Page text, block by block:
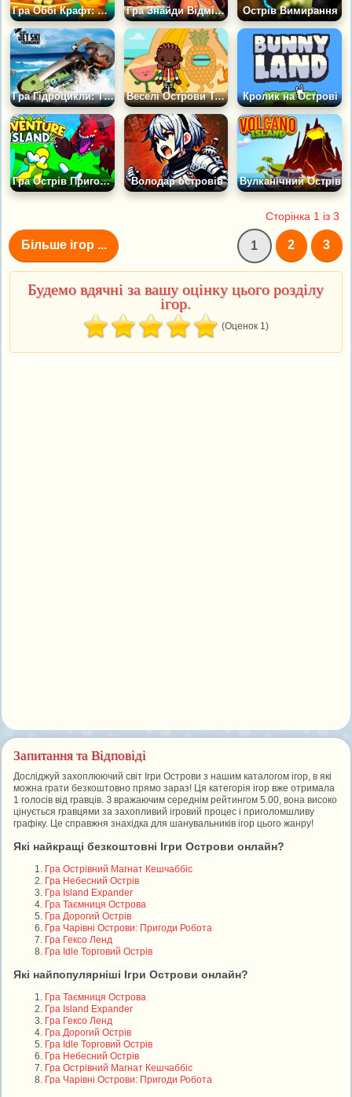
Гра Оббі Крафт: Втеча з Острова! Гра Знайди Відмінності: Райський Острів Острів Вимирання
Гра Гідроцикли: Турнір на Острові Веселі Острови Тока Бока Кролик на Острові
Гра Острів Пригод: Драконячий Безлад Володар островів Вулканічний Острів
Сторінка 1 із 3
Більше ігор ... 1 2 3
Будемо вдячні за вашу оцінку цього розділу
ігор.
(Оценок 1)
Запитання та Відповіді
Досліджуй захоплюючий світ Ігри Острови з нашим каталогом ігор, в які
можна грати безкоштовно прямо зараз! Ця категорія ігор вже отримала
1 голосів від гравців. З вражаючим середнім рейтингом 5.00, вона високо
цінується гравцями за захопливий ігровий процес і приголомшливу
графіку. Це справжня знахідка для шанувальників ігор цього жанру!
Які найкращі безкоштовні Ігри Острови онлайн?
Гра Острівний Магнат Кешчаббіс
Гра Небесний Острів
Гра Island Expander
Гра Таємниця Острова
Гра Дорогий Острів
Гра Чарівні Острови: Пригоди Робота
Гра Гексо Ленд
Гра Idle Торговий Острів
Які найпопулярніші Ігри Острови онлайн?
Гра Таємниця Острова
Гра Island Expander
Гра Гексо Ленд
Гра Дорогий Острів
Гра Idle Торговий Острів
Гра Небесний Острів
Гра Острівний Магнат Кешчаббіс
Гра Чарівні Острови: Пригоди Робота